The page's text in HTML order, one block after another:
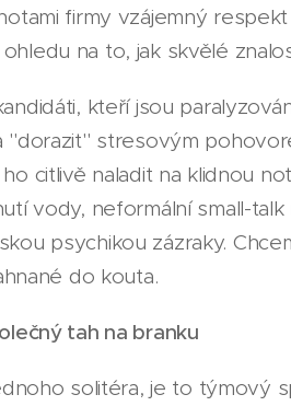
firmy vzájemný
na to, jak skvělé
kteří jsou
"dorazit" stresovým
citlivě naladit na klidnou
vody, neformální small-
psychikou zázraky.
do kouta.
tah na branku
solitéra, je to týmový